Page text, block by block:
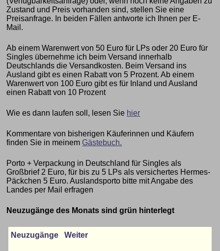
Zustand und Preis vorhanden sind, stellen Sie eine
Preisanfrage. In beiden Fällen antworte ich Ihnen per E-
Mail.
Ab einem Warenwert von 50 Euro für LPs oder 20 Euro für
Singles übernehme ich beim Versand innerhalb
Deutschlands die Versandkosten. Beim Versand ins
Ausland gibt es einen Rabatt von 5 Prozent. Ab einem
Warenwert von 100 Euro gibt es für Inland und Ausland
einen Rabatt von 10 Prozent
Wie es dann laufen soll, lesen Sie hier
Kommentare von bisherigen Käuferinnen und Käufern
finden Sie in meinem Gästebuch.
Porto + Verpackung in Deutschland für Singles als
Großbrief 2 Euro, für bis zu 5 LPs als versichertes Hermes-
Päckchen 5 Euro. Auslandsporto bitte mit Angabe des
Landes per Mail erfragen
Neuzugänge des Monats sind grün hinterlegt
Neuzugänge Weiter